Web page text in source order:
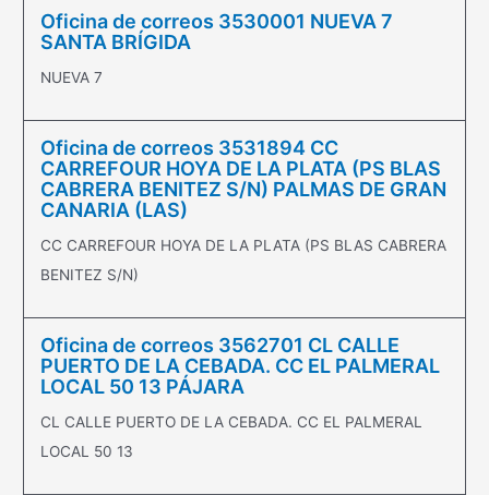
Oficina de correos 3530001 NUEVA 7
SANTA BRÍGIDA
NUEVA 7
Oficina de correos 3531894 CC
CARREFOUR HOYA DE LA PLATA (PS BLAS
CABRERA BENITEZ S/N) PALMAS DE GRAN
CANARIA (LAS)
CC CARREFOUR HOYA DE LA PLATA (PS BLAS CABRERA
BENITEZ S/N)
Oficina de correos 3562701 CL CALLE
PUERTO DE LA CEBADA. CC EL PALMERAL
LOCAL 50 13 PÁJARA
CL CALLE PUERTO DE LA CEBADA. CC EL PALMERAL
LOCAL 50 13